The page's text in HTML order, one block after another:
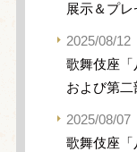
展示＆プ
2025/08/12
歌舞伎座
および第
2025/08/07
歌舞伎座「